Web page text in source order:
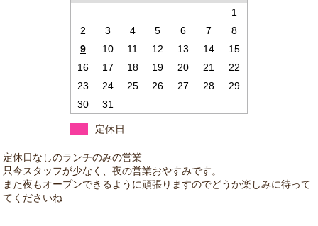
1
2
3 4 5 6 7
8
9
10 11 12 13 14
15
16
17 18 19 20 21
22
23
24 25 26 27 28
29
30
31
定休日